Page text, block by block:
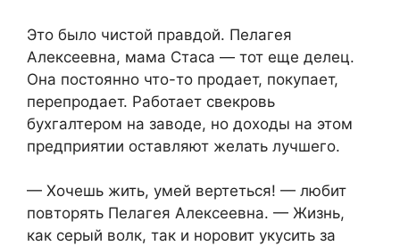
Это было чистой правдой. Пелагея
Алексеевна, мама Стаса — тот еще делец.
Она постоянно что-то продает, покупает,
перепродает. Работает свекровь
бухгалтером на заводе, но доходы на этом
предприятии оставляют желать лучшего.
— Хочешь жить, умей вертеться! — любит
повторять Пелагея Алексеевна. — Жизнь,
как серый волк, так и норовит укусить за